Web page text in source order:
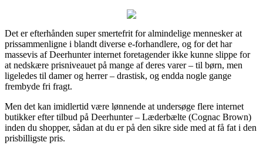
Det er efterhånden super smertefrit for almindelige mennesker at
prissammenligne i blandt diverse e-forhandlere, og for det har
massevis af Deerhunter internet foretagender ikke kunne slippe for
at nedskære prisniveauet på mange af deres varer – til børn, men
ligeledes til damer og herrer – drastisk, og endda nogle gange
frembyde fri fragt.
Men det kan imidlertid være lønnende at undersøge flere internet
butikker efter tilbud på Deerhunter – Læderbælte (Cognac Brown)
inden du shopper, sådan at du er på den sikre side med at få fat i den
prisbilligste pris.